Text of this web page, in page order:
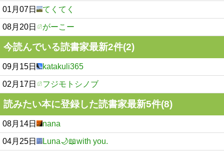
01月07日 てくてく
08月20日 がーこー
今読んでいる読書家最新2件(2)
09月15日 katakuli365
02月17日 フジモトシノブ
読みたい本に登録した読書家最新5件(8)
08月14日 nana
04月25日 Luna🌙📖with you.